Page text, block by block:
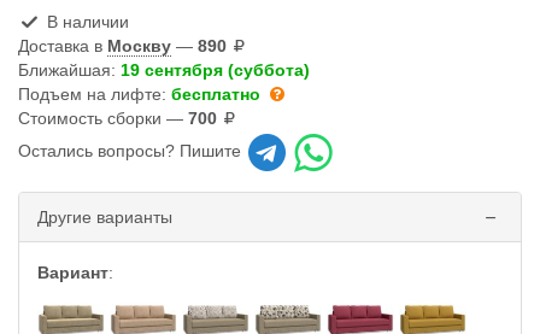
В наличии
Доставка в Москву — 890
Ближайшая: 19 сентября (суббота)
Подъем на лифте: бесплатно
Стоимость сборки — 700
Остались вопросы? Пишите
Другие варианты
Вариант: